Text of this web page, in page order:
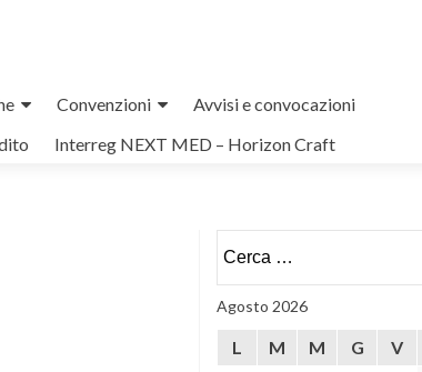
Convenzioni
Avvisi e convocazioni
Interreg NEXT MED – Horizon Craft
per:
Agosto 2026
L M M G V